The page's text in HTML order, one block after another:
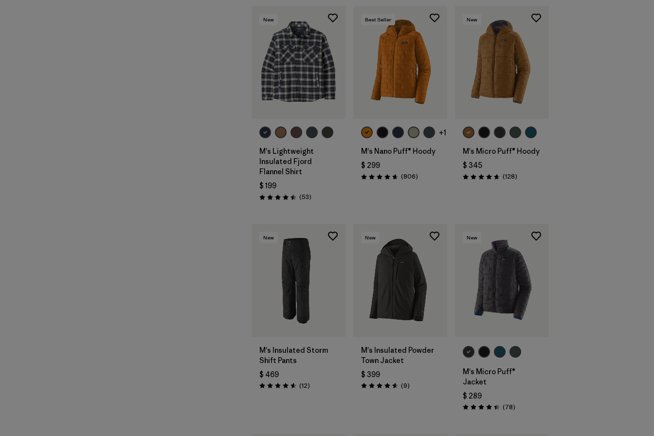
New
M's Lightweight
Insulated Fjord
Flannel Shirt
$ 199
Valoración: 4.5 / 5
(53Comentarios
)
Best Seller
+1
M's Nano Puff® Hoody
$ 299
Valoración: 4.6 / 5
(806Comentarios
)
New
M's Micro Puff® Hoody
$ 345
Valoración: 4.6 / 5
(128Comentarios
)
New
M's Insulated Storm
Shift Pants
$ 469
Valoración: 4.6 / 5
(12Comentarios
)
New
M's Insulated Powder
Town Jacket
$ 399
Valoración: 4.6 / 5
(9Comentarios
)
New
M's Micro Puff®
Jacket
$ 289
Valoración: 4.4 / 5
(78Comentarios
)